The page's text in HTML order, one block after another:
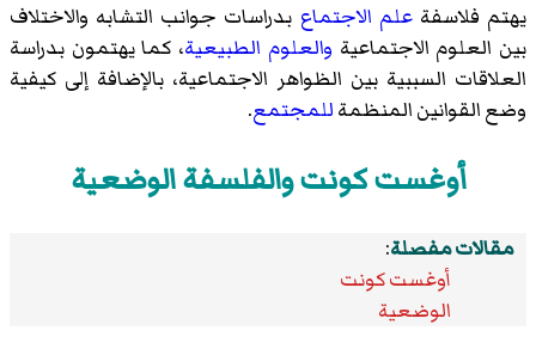
يهتم فلاسفةعلم الاجتماع بدراسات جوانب التشابه والاختلاف
بين العلوم الاجتماعية والعلوم الطبيعية، كما يهتمون بدراسة
العلاقات السببية بين الظواهر الاجتماعية، بالإضافة إلى كيفية
وضع القوانين المنظمةللمجتمع.
أوغست كونت والفلسفة الوضعية
مقالات مفصلة:
أوغست كونت
الوضعية